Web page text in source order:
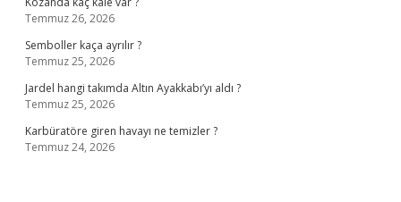
Temmuz 26, 2026
Semboller kaça ayrılır ?
Temmuz 25, 2026
Jardel hangi takımda Altın Ayakkabı’yı aldı ?
Temmuz 25, 2026
Karbüratöre giren havayı ne temizler ?
Temmuz 24, 2026